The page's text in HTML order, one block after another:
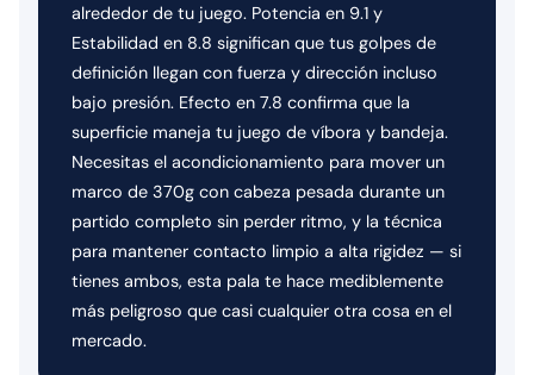
alrededor de tu juego. Potencia en 9.1 y
Estabilidad en 8.8 significan que tus golpes de
definición llegan con fuerza y dirección incluso
bajo presión. Efecto en 7.8 confirma que la
superficie maneja tu juego de víbora y bandeja.
Necesitas el acondicionamiento para mover un
marco de 370g con cabeza pesada durante un
partido completo sin perder ritmo, y la técnica
para mantener contacto limpio a alta rigidez — si
tienes ambos, esta pala te hace mediblemente
más peligroso que casi cualquier otra cosa en el
mercado.